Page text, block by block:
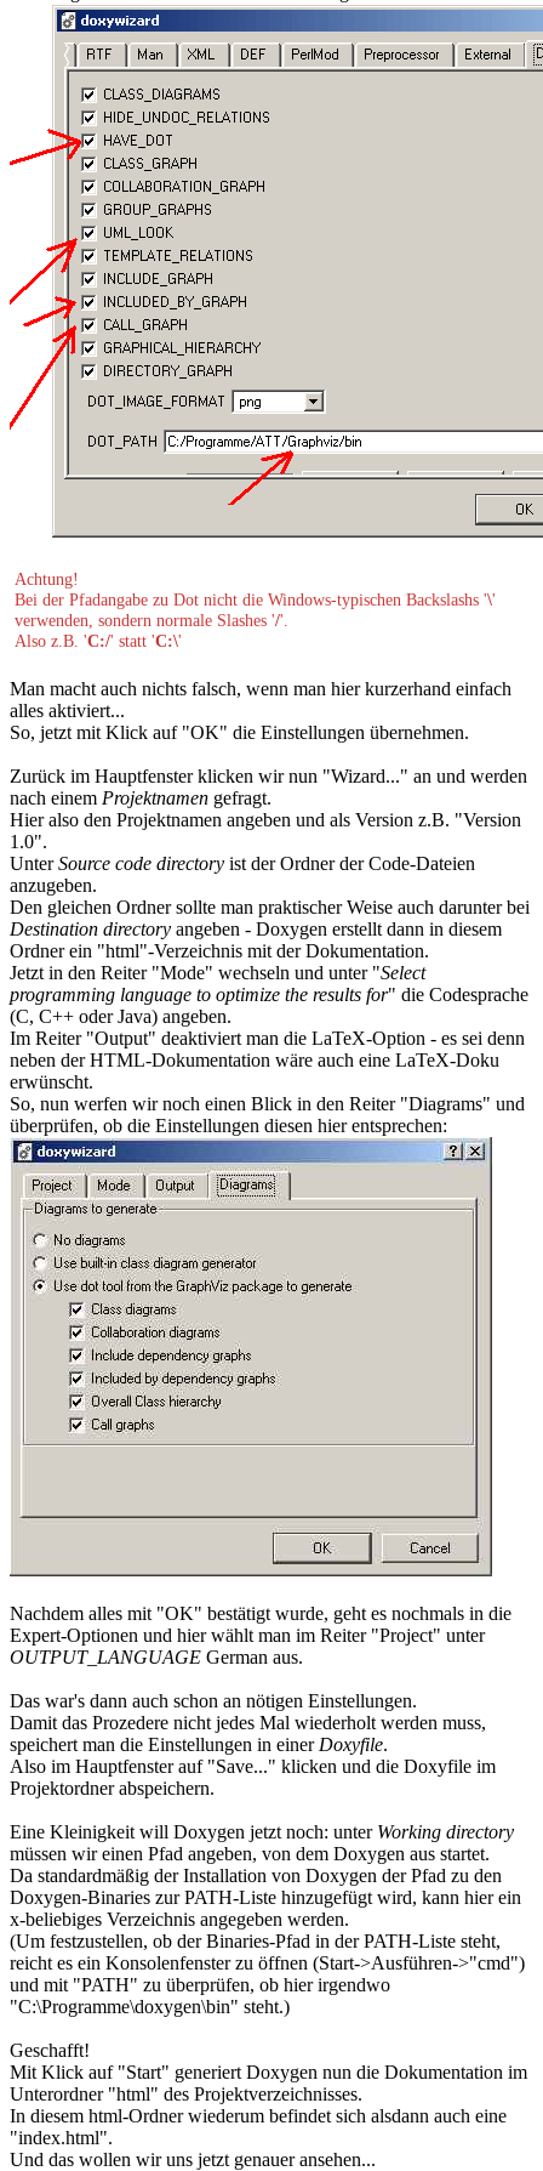
Achtung!
Bei der Pfadangabe zu Dot nicht die Windows-typischen Backslashs '\'
verwenden, sondern normale Slashes '/'.
Also z.B. 'C:/' statt 'C:\'
Man macht auch nichts falsch, wenn man hier kurzerhand einfach
alles aktiviert...
So, jetzt mit Klick auf "OK" die Einstellungen übernehmen.
Zurück im Hauptfenster klicken wir nun "Wizard..." an und werden
nach einem Projektnamen gefragt.
Hier also den Projektnamen angeben und als Version z.B. "Version
1.0".
UnterSource code directory ist der Ordner der Code-Dateien
anzugeben.
Den gleichen Ordner sollte man praktischer Weise auch darunter bei
Destination directory angeben - Doxygen erstellt dann in diesem
Ordner ein "html"-Verzeichnis mit der Dokumentation.
Jetzt in den Reiter "Mode" wechseln und unter "Select
programming language to optimize the results for" die Codesprache
(C, C++ oder Java) angeben.
Im Reiter "Output" deaktiviert man die LaTeX-Option - es sei denn
neben der HTML-Dokumentation wäre auch eine LaTeX-Doku
erwünscht.
So, nun werfen wir noch einen Blick in den Reiter "Diagrams" und
überprüfen, ob die Einstellungen diesen hier entsprechen:
Nachdem alles mit "OK" bestätigt wurde, geht es nochmals in die
Expert-Optionen und hier wählt man im Reiter "Project" unter
OUTPUT_LANGUAGE German aus.
Das war's dann auch schon an nötigen Einstellungen.
Damit das Prozedere nicht jedes Mal wiederholt werden muss,
speichert man die Einstellungen in einer Doxyfile.
Also im Hauptfenster auf "Save..." klicken und die Doxyfile im
Projektordner abspeichern.
Eine Kleinigkeit will Doxygen jetzt noch: unter Working directory
müssen wir einen Pfad angeben, von dem Doxygen aus startet.
Da standardmäßig der Installation von Doxygen der Pfad zu den
Doxygen-Binaries zur PATH-Liste hinzugefügt wird, kann hier ein
x-beliebiges Verzeichnis angegeben werden.
(Um festzustellen, ob der Binaries-Pfad in der PATH-Liste steht,
reicht es ein Konsolenfenster zu öffnen (Start->Ausführen->"cmd")
und mit "PATH" zu überprüfen, ob hier irgendwo
"C:\Programme\doxygen\bin" steht.)
Geschafft!
Mit Klick auf "Start" generiert Doxygen nun die Dokumentation im
Unterordner "html" des Projektverzeichnisses.
In diesem html-Ordner wiederum befindet sich alsdann auch eine
"index.html".
Und das wollen wir uns jetzt genauer ansehen...